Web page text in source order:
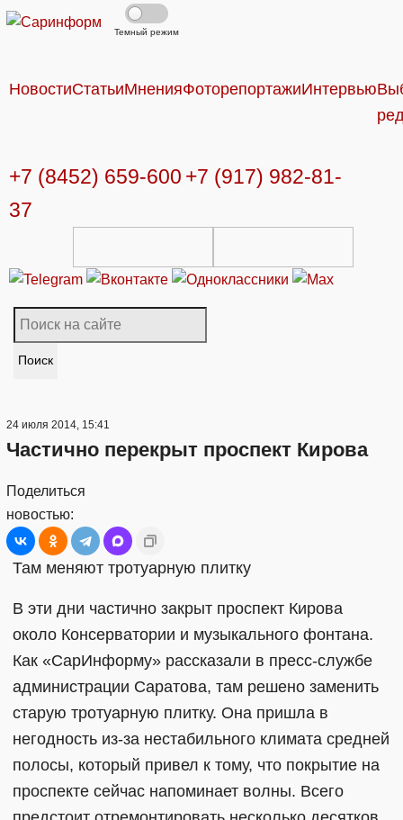
Темный режим
НовостиСтатьиМненияФоторепортажиИнтервью
+7 (8452) 659-600 +7 (917) 982-81-
37
Поиск
24 июля 2014, 15:41
Частично перекрыт проспект Кирова
Поделиться
новостью:
Там меняют тротуарную плитку
В эти дни частично закрыт проспект Кирова
около Консерватории и музыкального фонтана.
Как «СарИнформу» рассказали в пресс-службе
администрации Саратова, там решено заменить
старую тротуарную плитку. Она пришла в
негодность из-за нестабильного климата средней
полосы, который привел к тому, что покрытие на
проспекте сейчас напоминает волны. Всего